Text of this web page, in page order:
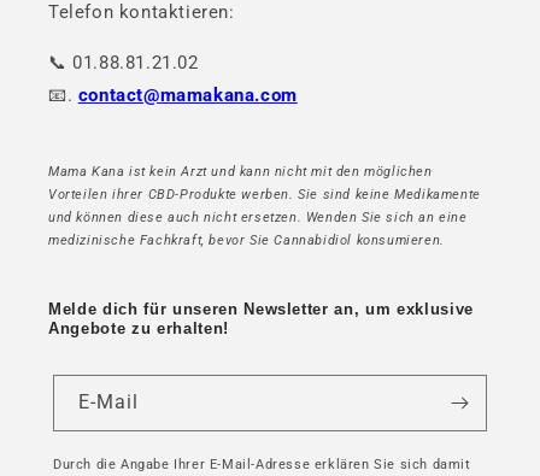
Telefon kontaktieren:
📞 01.88.81.21.02
📧. contact@mamakana.com
Mama Kana ist kein Arzt und kann nicht mit den möglichen
Vorteilen ihrer CBD-Produkte werben. Sie sind keine Medikamente
und können diese auch nicht ersetzen. Wenden Sie sich an eine
medizinische Fachkraft, bevor Sie Cannabidiol konsumieren.
Melde dich für unseren Newsletter an, um exklusive
Angebote zu erhalten!
E-Mail
Durch die Angabe Ihrer E-Mail-Adresse erklären Sie sich damit